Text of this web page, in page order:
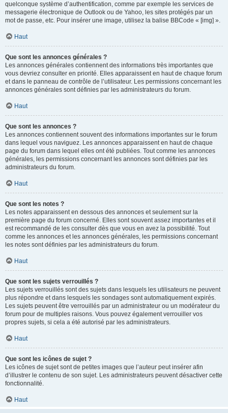
quelconque système d’authentification, comme par exemple les services de
messagerie électronique de Outlook ou de Yahoo, les sites protégés par un
mot de passe, etc. Pour insérer une image, utilisez la balise BBCode « [img] ».
Haut
Que sont les annonces générales ?
Les annonces générales contiennent des informations très importantes que
vous devriez consulter en priorité. Elles apparaissent en haut de chaque forum
et dans le panneau de contrôle de l’utilisateur. Les permissions concernant les
annonces générales sont définies par les administrateurs du forum.
Haut
Que sont les annonces ?
Les annonces contiennent souvent des informations importantes sur le forum
dans lequel vous naviguez. Les annonces apparaissent en haut de chaque
page du forum dans lequel elles ont été publiées. Tout comme les annonces
générales, les permissions concernant les annonces sont définies par les
administrateurs du forum.
Haut
Que sont les notes ?
Les notes apparaissent en dessous des annonces et seulement sur la
première page du forum concerné. Elles sont souvent assez importantes et il
est recommandé de les consulter dès que vous en avez la possibilité. Tout
comme les annonces et les annonces générales, les permissions concernant
les notes sont définies par les administrateurs du forum.
Haut
Que sont les sujets verrouillés ?
Les sujets verrouillés sont des sujets dans lesquels les utilisateurs ne peuvent
plus répondre et dans lesquels les sondages sont automatiquement expirés.
Les sujets peuvent être verrouillés par un administrateur ou un modérateur du
forum pour de multiples raisons. Vous pouvez également verrouiller vos
propres sujets, si cela a été autorisé par les administrateurs.
Haut
Que sont les icônes de sujet ?
Les icônes de sujet sont de petites images que l’auteur peut insérer afin
d’illustrer le contenu de son sujet. Les administrateurs peuvent désactiver cette
fonctionnalité.
Haut